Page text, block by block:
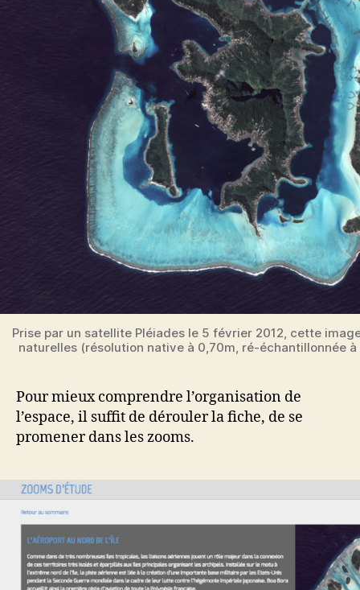
Prise par un satellite Pléiades le 5 février 2012, cette
naturelles (résolution native à 0,70m, ré-échantillonnée à
Pour mieux comprendre l’organisation de
l’espace, il suffit de dérouler la fiche, de se
promener dans les zooms.